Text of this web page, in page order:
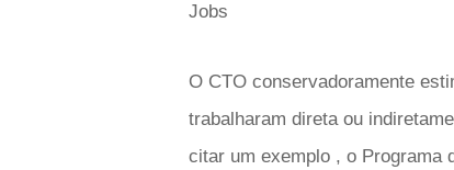
Jobs
O CTO conservadoramente
trabalharam direta ou
citar um exemplo , o Programa